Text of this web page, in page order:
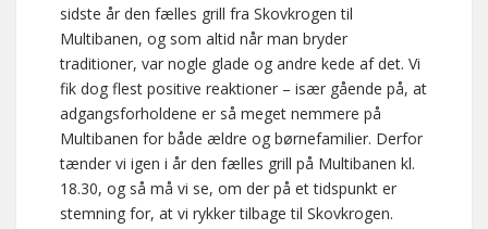
sidste år den fælles grill fra Skovkrogen til
Multibanen, og som altid når man bryder
traditioner, var nogle glade og andre kede af det. Vi
fik dog flest positive reaktioner – især gående på, at
adgangsforholdene er så meget nemmere på
Multibanen for både ældre og børnefamilier. Derfor
tænder vi igen i år den fælles grill på Multibanen kl.
18.30, og så må vi se, om der på et tidspunkt er
stemning for, at vi rykker tilbage til Skovkrogen.